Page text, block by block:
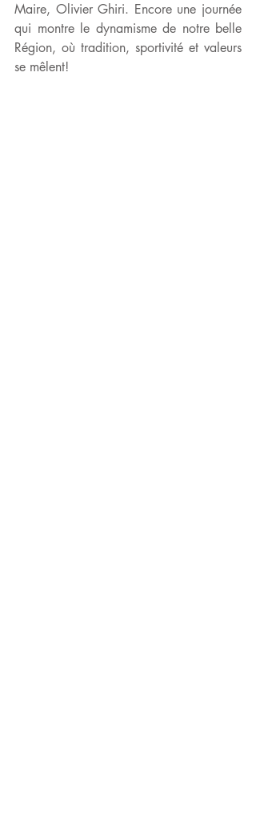
Maire, Olivier Ghiri. Encore une journée
qui montre le dynamisme de notre belle
Région, où tradition, sportivité et valeurs
se mêlent!